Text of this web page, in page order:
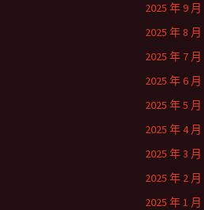
2025 年 9 月
2025 年 8 月
2025 年 7 月
2025 年 6 月
2025 年 5 月
2025 年 4 月
2025 年 3 月
2025 年 2 月
2025 年 1 月